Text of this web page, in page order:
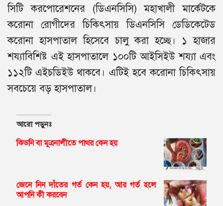
সিটি করপোরেশনের (ডিএনসিসি) মহাখালী মার্কেটকে
করোনা রোগীদের চিকিৎসায় ডিএনসিসি ডেডিকেটেড
করোনা হাসপাতাল হিসেবে চালু করা হচ্ছে। ১ হাজার
শয্যাবিশিষ্ট এই হাসপাতালে ১০০টি আইসিইউ শয্যা এবং
১১২টি এইচডিইউ থাকবে। এটিই হবে করোনা চিকিৎসায়
সবচেয়ে বড় হাসপাতাল।
আরো পড়ুনঃ
কিডনি বা মূত্রনালীতে পাথর কেন হয়
জেনে নিন দাঁতের গর্ত কেন হয়, আর গর্ত হলে
আপনি কী করবেন